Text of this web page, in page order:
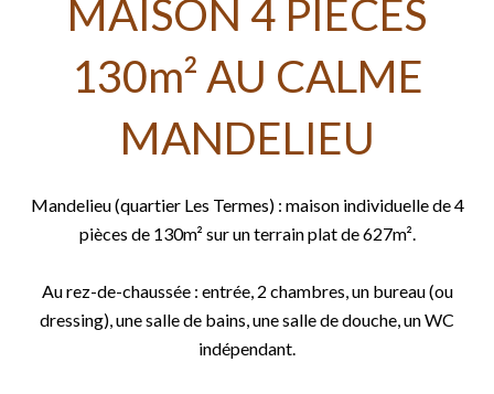
MAISON 4 PIECES
130m² AU CALME
MANDELIEU
Mandelieu (quartier Les Termes) : maison individuelle de 4
pièces de 130m² sur un terrain plat de 627m².
Au rez-de-chaussée : entrée, 2 chambres, un bureau (ou
dressing), une salle de bains, une salle de douche, un WC
indépendant.